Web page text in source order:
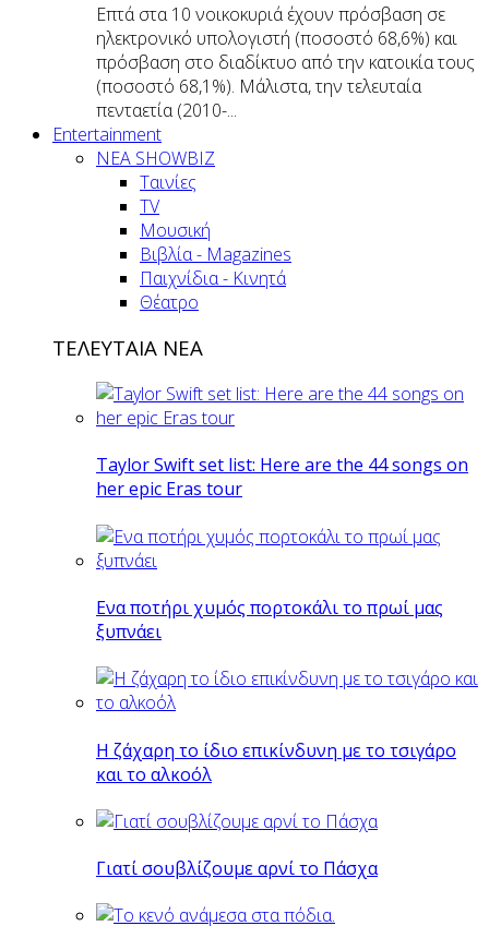
Επτά στα 10 νοικοκυριά έχουν πρόσβαση σε
ηλεκτρονικό υπολογιστή (ποσοστό 68,6%) και
πρόσβαση στο διαδίκτυο από την κατοικία τους
(ποσοστό 68,1%). Μάλιστα, την τελευταία
πενταετία (2010-...
Entertainment
ΝΕΑ SHOWBIZ
Ταινίες
TV
Μουσική
Βιβλία - Magazines
Παιχνίδια - Κινητά
Θέατρο
ΤΕΛΕΥΤΑΙΑ ΝΕΑ
Taylor Swift set list: Here are the 44 songs on
her epic Eras tour
Eνα ποτήρι χυμός πορτοκάλι το πρωί μας
ξυπνάει
Η ζάχαρη το ίδιο επικίνδυνη με το τσιγάρο
και το αλκοόλ
Γιατί σουβλίζουμε αρνί το Πάσχα